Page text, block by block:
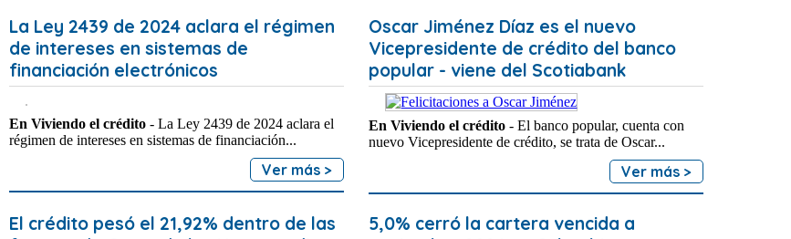
La Ley 2439 de 2024 aclara el régimen
de intereses en sistemas de
financiación electrónicos
En Viviendo el crédito - La Ley 2439 de 2024 aclara el
régimen de intereses en sistemas de financiación...
Ver más >
Oscar Jiménez Díaz es el nuevo
Vicepresidente de crédito del banco
popular - viene del Scotiabank
En Viviendo el crédito- El banco popular, cuenta con
nuevo Vicepresidente de crédito, se trata de Oscar...
Ver más >
El crédito pesó el 21,92% dentro de las
5,0% cerró la cartera vencida a